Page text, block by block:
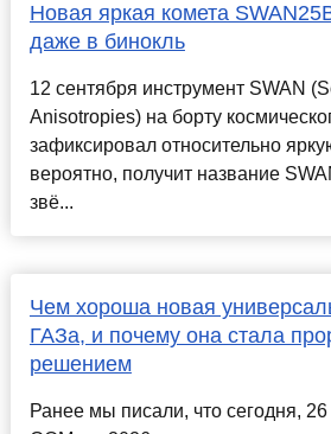
Новая яркая комета
даже в бинокль
12 сентября инструмент SWAN
Anisotropies) на борту
зафиксировал относительно
вероятно, получит название
звё...
Чем хороша новая
ГАЗа, и почему она стала
решением
Ранее мы писали, что сегодня,